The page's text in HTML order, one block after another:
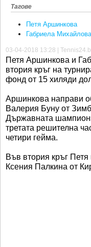
Тагове
Петя Аршинкова
Габриела Михайлова
03-04-2018 13:28 |
Петя Аршинкова и
втория кръг на
фонд от 15 хиляди
Аршинкова направи
Валерия Буну от
Държавната
третата решителна
четири гейма.
Във втория кръг
Ксения Палкина от